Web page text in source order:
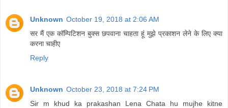
Unknown October 19, 2018 at 2:06 AM
सर मैं एक कॉम्पिटिशन बुक्स छपवाना चाहता हूं मुझे प्रकाशन लेने के लिए क्या
करना चाहीए
Reply
Unknown October 23, 2018 at 7:24 PM
Sir m khud ka prakashan Lena Chata hu mujhe kitne